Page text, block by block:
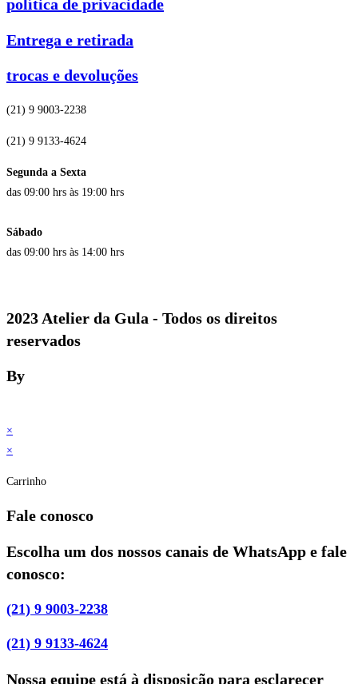
política de privacidade
Entrega e retirada
trocas e devoluções
(21) 9 9003-2238
(21) 9 9133-4624
Segunda a Sexta
das 09:00 hrs às 19:00 hrs
Sábado
das 09:00 hrs às 14:00 hrs
2023 Atelier da Gula - Todos os direitos
reservados
By
×
×
Carrinho
Fale conosco
Escolha um dos nossos canais de WhatsApp e fale
conosco:
(21) 9 9003-2238
(21) 9 9133-4624
Nossa equipe está à disposição para esclarecer